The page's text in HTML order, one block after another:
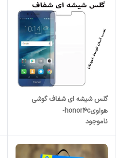
گلس شیشه ای شفاف گوشی
هواویhonor4c-
ضدخشHONOR4C
ناموجود